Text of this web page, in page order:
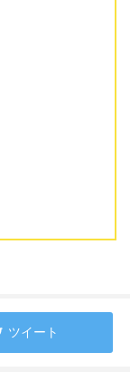
ツイート